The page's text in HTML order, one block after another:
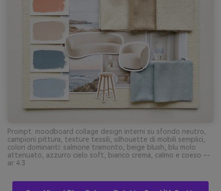
Prompt: moodboard collage design interni su sfondo neutro,
campioni pittura, texture tessili, silhouette di mobili semplici,
colori dominanti: salmone tramonto, beige blush, blu molo
attenuato, azzurro cielo soft, bianco crema, calmo e coeso --
ar 4:3